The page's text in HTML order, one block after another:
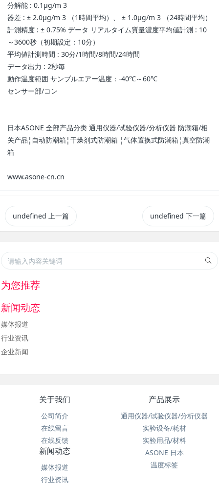
分解能 : 0.1μg/m 3
器差 : ± 2.0μg/m 3 （1時間平均）、 ± 1.0μg/m 3 （24時間平均）
計測精度 : ± 0.75% データ リアルタイム質量濃度平均値計測 : 10
～3600秒（初期設定：10分）
平均値計測時間 : 30分/1時間/8時間/24時間
データ出力 : 2秒毎
動作温度範囲 サンプルエアー温度：-40℃～60℃
センサー部/コン
日本ASONE 全部产品分类 通用仪器/试验仪器/分析仪器 防潮箱/相
关产品¦自动防潮箱¦干燥剂式防潮箱 ¦气体置换式防潮箱¦真空防潮
箱
www.asone-cn.cn
undefined 上一篇 undefined 下一篇
为您推荐
新闻动态
媒体报道
行业资讯
企业新闻
关于我们
公司简介
在线留言
在线反馈
产品展示
通用仪器/试验仪器/分析仪器
实验设备/耗材
实验用品/材料
ASONE 日本
温度标签
新闻动态
媒体报道
行业资讯